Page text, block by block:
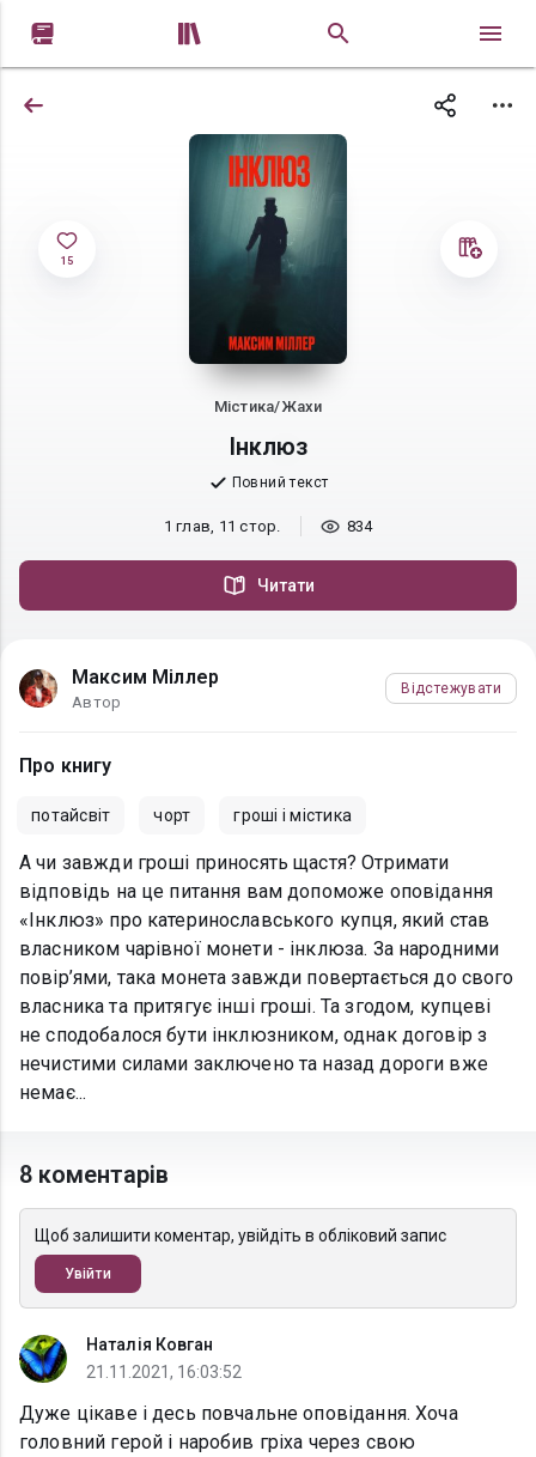
 
15
Містика/Жахи
Інклюз
Повний текст
1 глав, 11 стор. 834
Читати
Максим Міллер
Автор
Відстежувати
Про книгу
потайсвіт чорт гроші і містика
А чи завжди гроші приносять щастя? Отримати
відповідь на це питання вам допоможе оповідання
«Інклюз» про катеринославського купця, який став
власником чарівної монети - інклюза. За народними
повір’ями, така монета завжди повертається до свого
власника та притягує інші гроші. Та згодом, купцеві
не сподобалося бути інклюзником, однак договір з
нечистими силами заключено та назад дороги вже
немає...
8 коментарів
Щоб залишити коментар, увійдіть в обліковий запис
Увійти
Наталія Ковган
21.11.2021, 16:03:52
Дуже цікаве і десь повчальне оповідання. Хоча
головний герой і наробив гріха через свою